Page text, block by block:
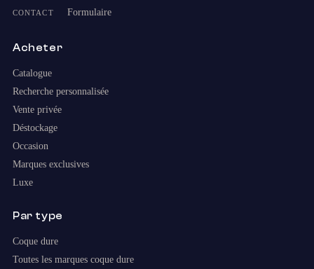
CONTACT Formulaire
Acheter
Catalogue
Recherche personnalisée
Vente privée
Déstockage
Occasion
Marques exclusives
Luxe
Par type
Coque dure
Toutes les marques coque dure